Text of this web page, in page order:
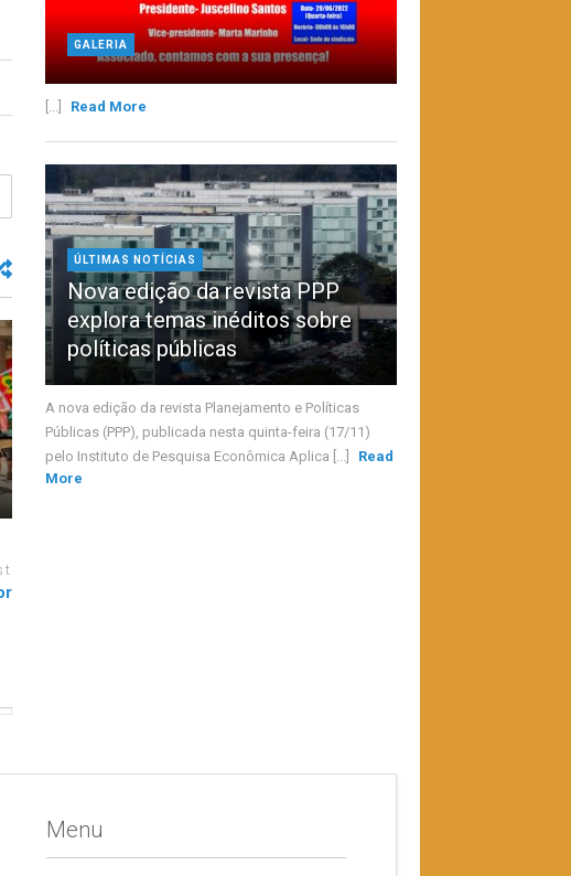
GALERIA
[...] Read More
ÚLTIMAS NOTÍCIAS
Nova edição da revista PPP
explora temas inéditos sobre
políticas públicas
A nova edição da revista Planejamento e Políticas
Públicas (PPP), publicada nesta quinta-feira (17/11)
pelo Instituto de Pesquisa Econômica Aplica [...]
Read
More
Menu